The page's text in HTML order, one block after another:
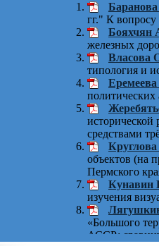
гг." К вопросу
Бояхчян
железных
Власова
типология и
политических
исторической
средствами
объектов (на
Пермского
Кунавин
изучения
«Большого
АССР: